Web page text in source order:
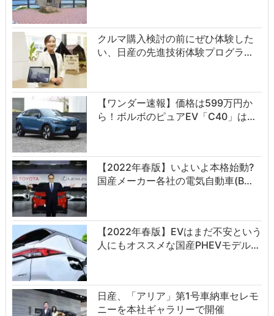
クルマ購入検討の前にぜひ体験した
い、日産の先進技術体験プログラ…
【ワンダー速報】価格は599万円か
ら！ボルボのピュアEV「C40」は…
【2022年春版】いよいよ本格始動?
国産メーカー各社の電気自動車(B…
【2022年春版】EVはまだ不安という
人にもオススメな国産PHEVモデル…
日産、「アリア」第1号車納車セレモ
ニーを本社ギャラリーで開催